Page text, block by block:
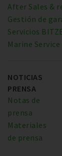
After Sales &
Gestión de
Servicios
Marine
NOTICIAS
PRENSA
Notas de
prensa
Materiales
de prensa